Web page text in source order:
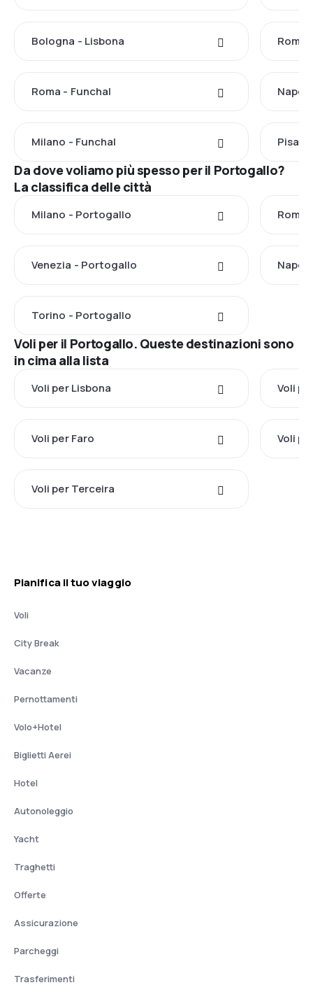
Bologna - Lisbona Roma
Roma - Funchal
Milano - Funchal Pisa -
Da dove voliamo più spesso per il Portogallo?
La classifica delle città
Milano - Portogallo Roma
Venezia - Portogallo
Torino - Portogallo
Voli per il Portogallo. Queste destinazioni sono
in cima alla lista
Voli per Lisbona Voli
Voli per Faro Voli
Voli per Terceira
Pianifica il tuo viaggio
Voli
City Break
Vacanze
Pernottamenti
Volo+Hotel
Biglietti Aerei
Hotel
Autonoleggio
Yacht
Traghetti
Offerte
Assicurazione
Parcheggi
Trasferimenti